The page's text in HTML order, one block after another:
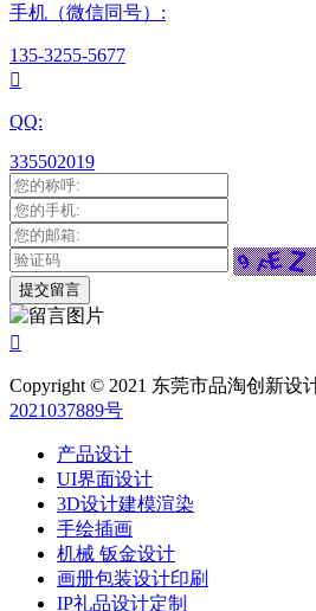
手机（微信同号）:
135-3255-5677

QQ:
335502019

Copyright © 2021 东莞市品淘创新设
2021037889号
产品设计
UI界面设计
3D设计建模渲染
手绘插画
机械 钣金设计
画册包装设计印刷
IP礼品设计定制